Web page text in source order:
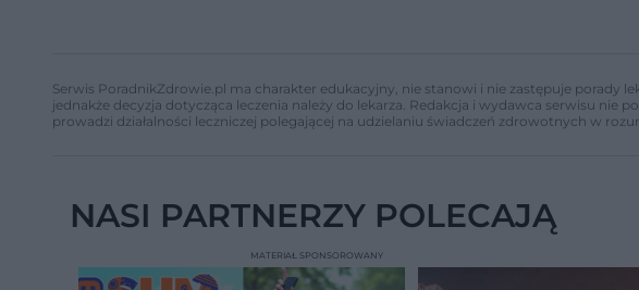
Serwis PoradnikZdrowie.pl ma charakter edukacyjny, nie stanowi i nie zastępuje porady
jednakże decyzja dotycząca leczenia należy do lekarza. Redakcja i wydawca serwisu
prowadzi działalności leczniczej polegającej na udzielaniu świadczeń zdrowotnych w
NASI PARTNERZY POLECAJĄ
MATERIAŁ SPONSOROWANY